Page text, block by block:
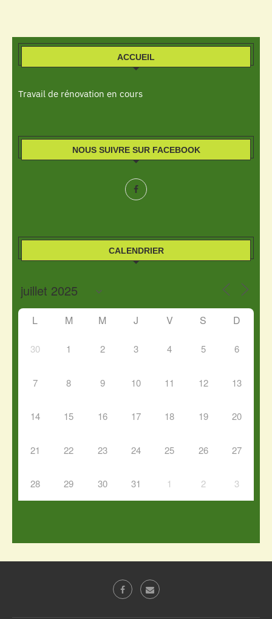
ACCUEIL
Travail de rénovation en cours
NOUS SUIVRE SUR FACEBOOK
CALENDRIER
L M M J V S D
30 1 2 3 4 5 6
7 8 9 10 11 12 13
14 15 16 17 18 19 20
21 22 23 24 25 26 27
28 29 30 31 1 2 3